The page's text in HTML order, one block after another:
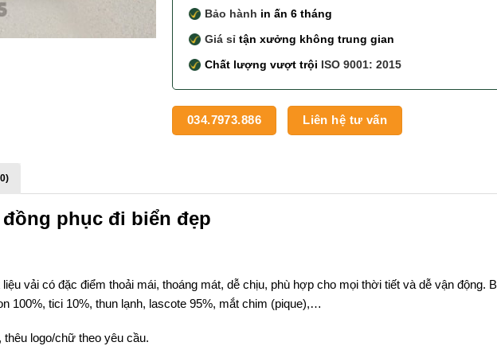
Bảo hành in ấn 6 tháng
Giá sỉ tận xưởng không trung gian
Chất lượng vượt trội ISO 9001: 2015
034.7973.886 Liên hệ tư vấn
phục đi biển đẹp
vải có đặc điểm thoải mái, thoáng mát, dễ chịu, phù hợp cho mọi thời tiết và dễ vận động.
100%, tici 10%, thun lạnh, lascote 95%, mắt chim (pique),…
thêu logo/chữ theo yêu cầu.